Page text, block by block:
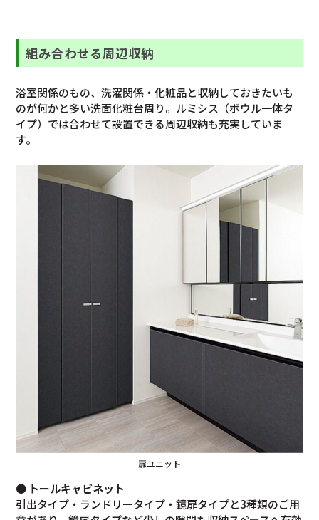
組み合わせる周辺収納
浴室関係のもの、洗濯関係・化粧品と収納しておきたいも
のが何かと多い洗面化粧台周り。ルミシス（ボウル一体タ
イプ）では合わせて設置できる周辺収納も充実していま
す。
扉ユニット
● トールキャビネット
引出タイプ・ランドリータイプ・鏡扉タイプと3種類のご用